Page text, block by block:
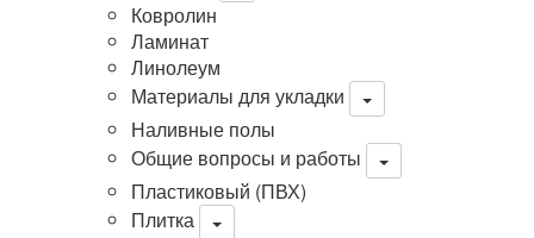
Ковролин
Ламинат
Линолеум
Материалы для укладки
Наливные полы
Общие вопросы и работы
Пластиковый (ПВХ)
Плитка